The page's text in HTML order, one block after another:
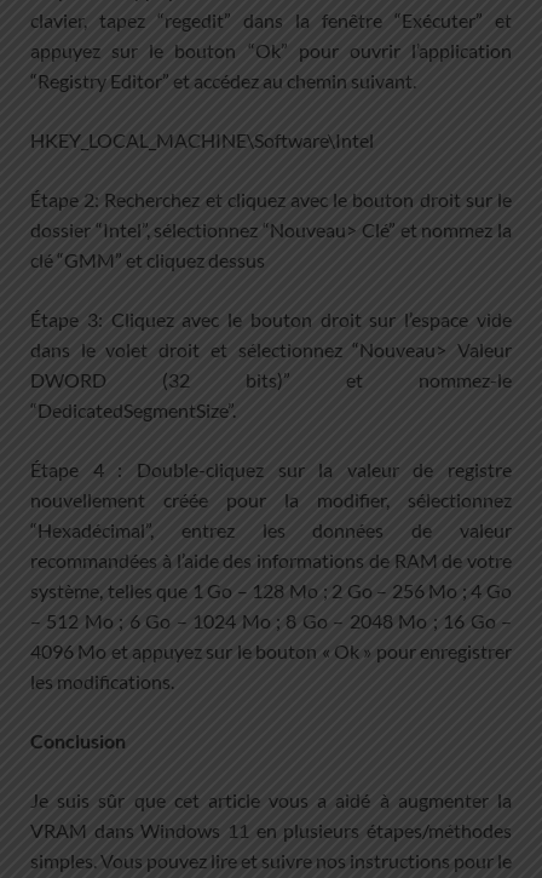
clavier, tapez “regedit” dans la fenêtre “Exécuter” et
appuyez sur le bouton “Ok” pour ouvrir l’application
“Registry Editor” et accédez au chemin suivant.
HKEY_LOCAL_MACHINE\Software\Intel
Étape 2: Recherchez et cliquez avec le bouton droit sur le
dossier “Intel”, sélectionnez “Nouveau> Clé” et nommez la
clé “GMM” et cliquez dessus
Étape 3: Cliquez avec le bouton droit sur l’espace vide
dans le volet droit et sélectionnez “Nouveau> Valeur
DWORD (32 bits)” et nommez-le
“DedicatedSegmentSize”.
Étape 4 : Double-cliquez sur la valeur de registre
nouvellement créée pour la modifier, sélectionnez
“Hexadécimal”, entrez les données de valeur
recommandées à l’aide des informations de RAM de votre
système, telles que 1 Go – 128 Mo ; 2 Go – 256 Mo ; 4 Go
– 512 Mo ; 6 Go – 1024 Mo ; 8 Go – 2048 Mo ; 16 Go –
4096 Mo et appuyez sur le bouton « Ok » pour enregistrer
les modifications.
Conclusion
Je suis sûr que cet article vous a aidé à augmenter la
VRAM dans Windows 11 en plusieurs étapes/méthodes
simples. Vous pouvez lire et suivre nos instructions pour le